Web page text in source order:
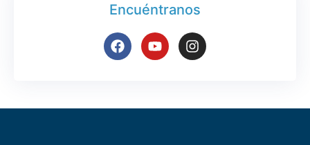
Encuéntranos